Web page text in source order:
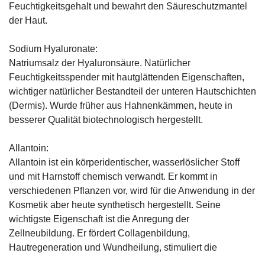
Feuchtigkeitsgehalt und bewahrt den Säureschutzmantel
der Haut.
Sodium Hyaluronate:
Natriumsalz der Hyaluronsäure. Natürlicher
Feuchtigkeitsspender mit hautglättenden Eigenschaften,
wichtiger natürlicher Bestandteil der unteren Hautschichten
(Dermis). Wurde früher aus Hahnenkämmen, heute in
besserer Qualität biotechnologisch hergestellt.
Allantoin:
Allantoin ist ein körperidentischer, wasserlöslicher Stoff
und mit Harnstoff chemisch verwandt. Er kommt in
verschiedenen Pflanzen vor, wird für die Anwendung in der
Kosmetik aber heute synthetisch hergestellt. Seine
wichtigste Eigenschaft ist die Anregung der
Zellneubildung. Er fördert Collagenbildung,
Hautregeneration und Wundheilung, stimuliert die